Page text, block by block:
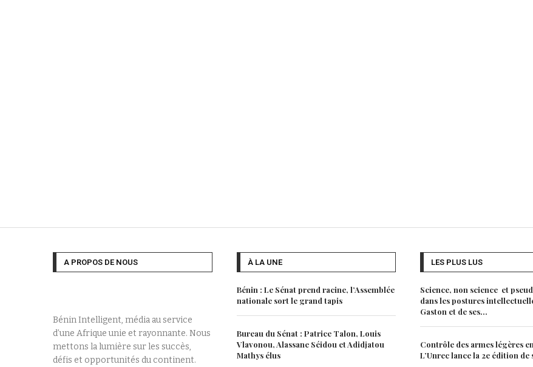
A PROPOS DE NOUS
Bénin Intelligent, média au service
d’une Afrique unie et rayonnante. Nous
mettons la lumière sur les succès,
défis et opportunités du continent.
À LA UNE
Bénin : Le Sénat prend racine, l’Assemblée
nationale sort le grand tapis
Bureau du Sénat : Patrice Talon, Louis
Vlavonou, Alassane Séidou et Adidjatou
Mathys élus
LES PLUS LUS
Science, non science et
dans les postures
Gaston et de ses...
Contrôle des armes légères
L’Unrec lance la 2e édition